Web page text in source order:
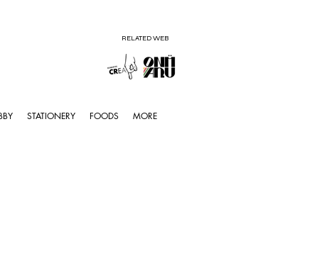
RELATED WEB
STATIONERY FOODS MORE